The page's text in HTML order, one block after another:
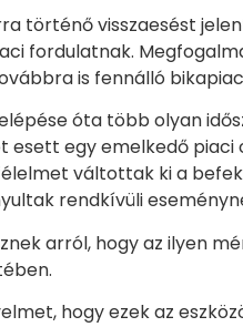
történő visszaesést
fordulatnak.
is fennálló
óta több olyan
egy emelkedő piaci
váltottak ki a
rendkívüli
arról, hogy az ilyen
hogy ezek az